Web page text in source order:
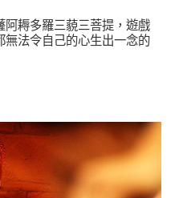
阿耨多羅三藐三菩提，遊戲
無法令自己的心生出一念的
正法眼-般若期